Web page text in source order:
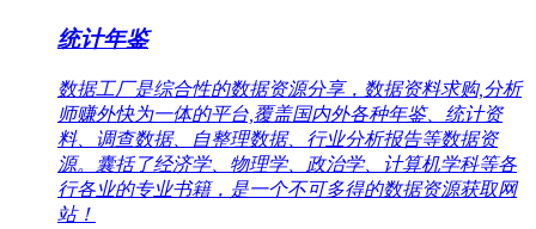
统计年鉴
数据工厂是综合性的数据资源分享，数据资料求购,分析
师赚外快为一体的平台,覆盖国内外各种年鉴、统计资
料、调查数据、自整理数据、行业分析报告等数据资
源。囊括了经济学、物理学、政治学、计算机学科等各
行各业的专业书籍，是一个不可多得的数据资源获取网
站！